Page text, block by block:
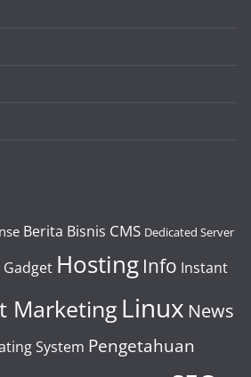
Berita Bisnis CMS Dedicated Server
Gadget Hosting Info Instant
Marketing Linux News
System Pengetahuan